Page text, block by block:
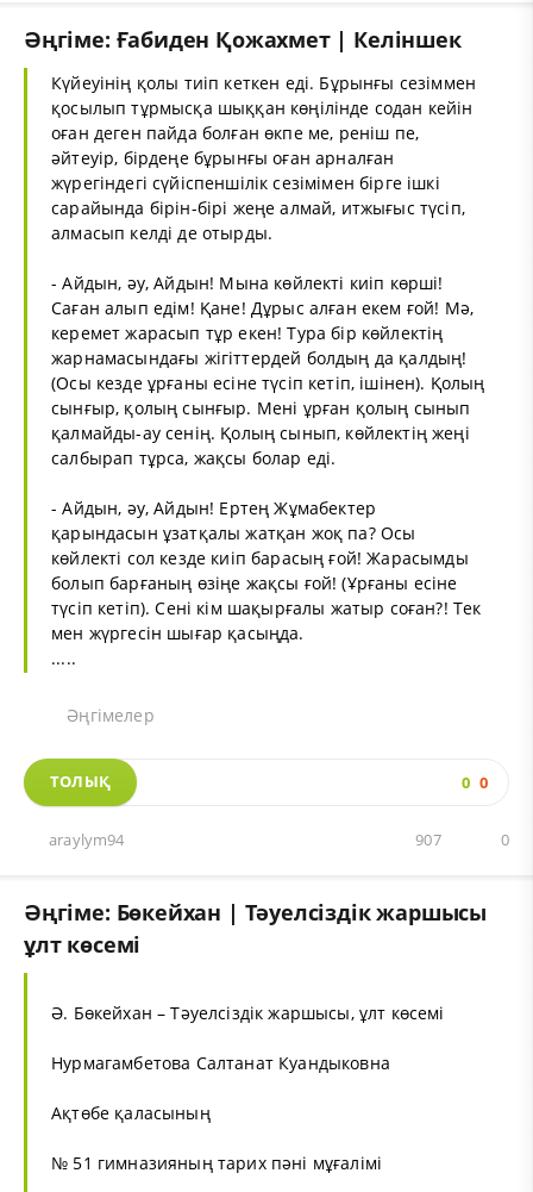
Әңгіме: Ғабиден Қожахмет | Келіншек
Күйеуінің қолы тиіп кеткен еді. Бұрынғы сезіммен
қосылып тұрмысқа шыққан көңілінде содан кейін
оған деген пайда болған өкпе ме, реніш пе,
әйтеуір, бірдеңе бұрынғы оған арналған
жүрегіндегі сүйіспеншілік сезімімен бірге ішкі
сарайында бірін-бірі жеңе алмай, итжығыс түсіп,
алмасып келді де отырды.
- Айдын, әу, Айдын! Мына көйлекті киіп көрші!
Саған алып едім! Қане! Дұрыс алған екем ғой! Мә,
керемет жарасып тұр екен! Тура бір көйлектің
жарнамасындағы жігіттердей болдың да қалдың!
(Осы кезде ұрғаны есіне түсіп кетіп, ішінен). Қолың
сынғыр, қолың сынғыр. Мені ұрған қолың сынып
қалмайды-ау сенің. Қолың сынып, көйлектің жеңі
салбырап тұрса, жақсы болар еді.
- Айдын, әу, Айдын! Ертең Жұмабектер
қарындасын ұзатқалы жатқан жоқ па? Осы
көйлекті сол кезде киіп барасың ғой! Жарасымды
болып барғаның өзіңе жақсы ғой! (Ұрғаны есіне
түсіп кетіп). Сені кім шақырғалы жатыр соған?! Тек
мен жүргесін шығар қасыңда.
.....
Әңгімелер
ТОЛЫҚ 0 0
araylym94 0
907
Әңгіме: Бөкейхан | Тәуелсіздік жаршысы
ұлт көсемі
Ә. Бөкейхан – Тәуелсіздік жаршысы, ұлт көсемі
Нурмагамбетова Салтанат Куандыковна
Ақтөбе қаласының
№ 51 гимназияның тарих пәні мұғалімі